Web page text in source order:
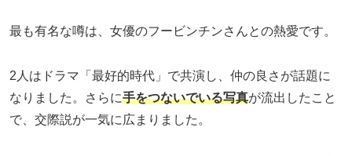
最も有名な噂は、女優のフービンチンさんとの熱愛です。
2人はドラマ「最好的時代」で共演し、仲の良さが話題に
なりました。さらに手をつないでいる写真が流出したこと
で、交際説が一気に広まりました。